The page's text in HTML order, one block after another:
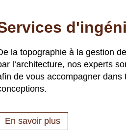
la topographie à la gestion
l’architecture, nos experts
de vous accompagner dans
En savoir plus